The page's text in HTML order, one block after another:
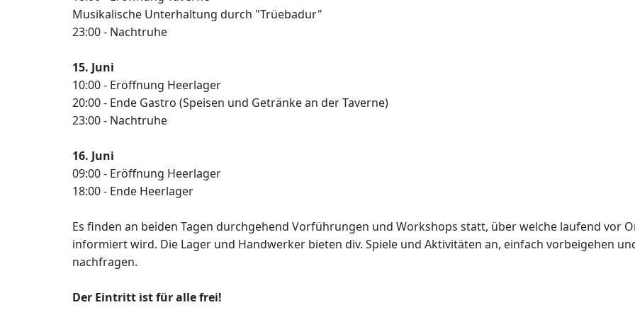
Musikalische Unterhaltung durch "Trüebadur"
23:00 - Nachtruhe
15. Juni
10:00 - Eröffnung Heerlager
20:00 - Ende Gastro (Speisen und Getränke an der Taverne)
23:00 - Nachtruhe
16. Juni
09:00 - Eröffnung Heerlager
18:00 - Ende Heerlager
Es finden an beiden Tagen durchgehend Vorführungen und Workshops statt, über welche laufend vor
informiert wird. Die Lager und Handwerker bieten div. Spiele und Aktivitäten an, einfach vorbeigehen
nachfragen.
Der Eintritt ist für alle frei!